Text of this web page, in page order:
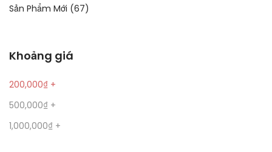
Sản Phẩm Mới (67)
Khoảng giá
200,000₫ +
500,000₫ +
1,000,000₫ +